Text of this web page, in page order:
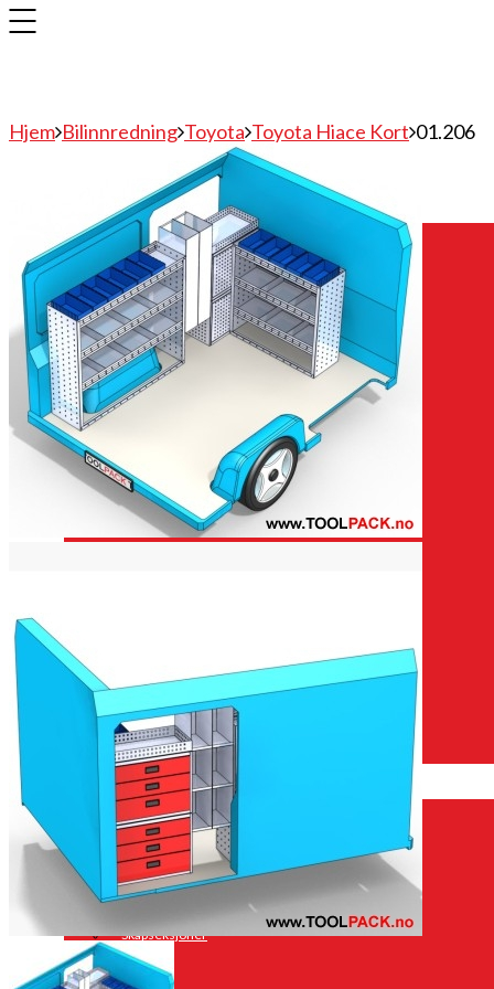
Bilinnredning
Citroen
Fiat
Hyundai
Isuzu
Mercedes
Nissan
Opel
Andre merker
Tilbehør
Hyllereoler, hyllevanger og hyller
Skuffeseksjoner
Bunnskuffer
Skapseksjoner
Tilbehør
Hjem Bilinnredning Toyota Toyota Hiace Kort 01.206